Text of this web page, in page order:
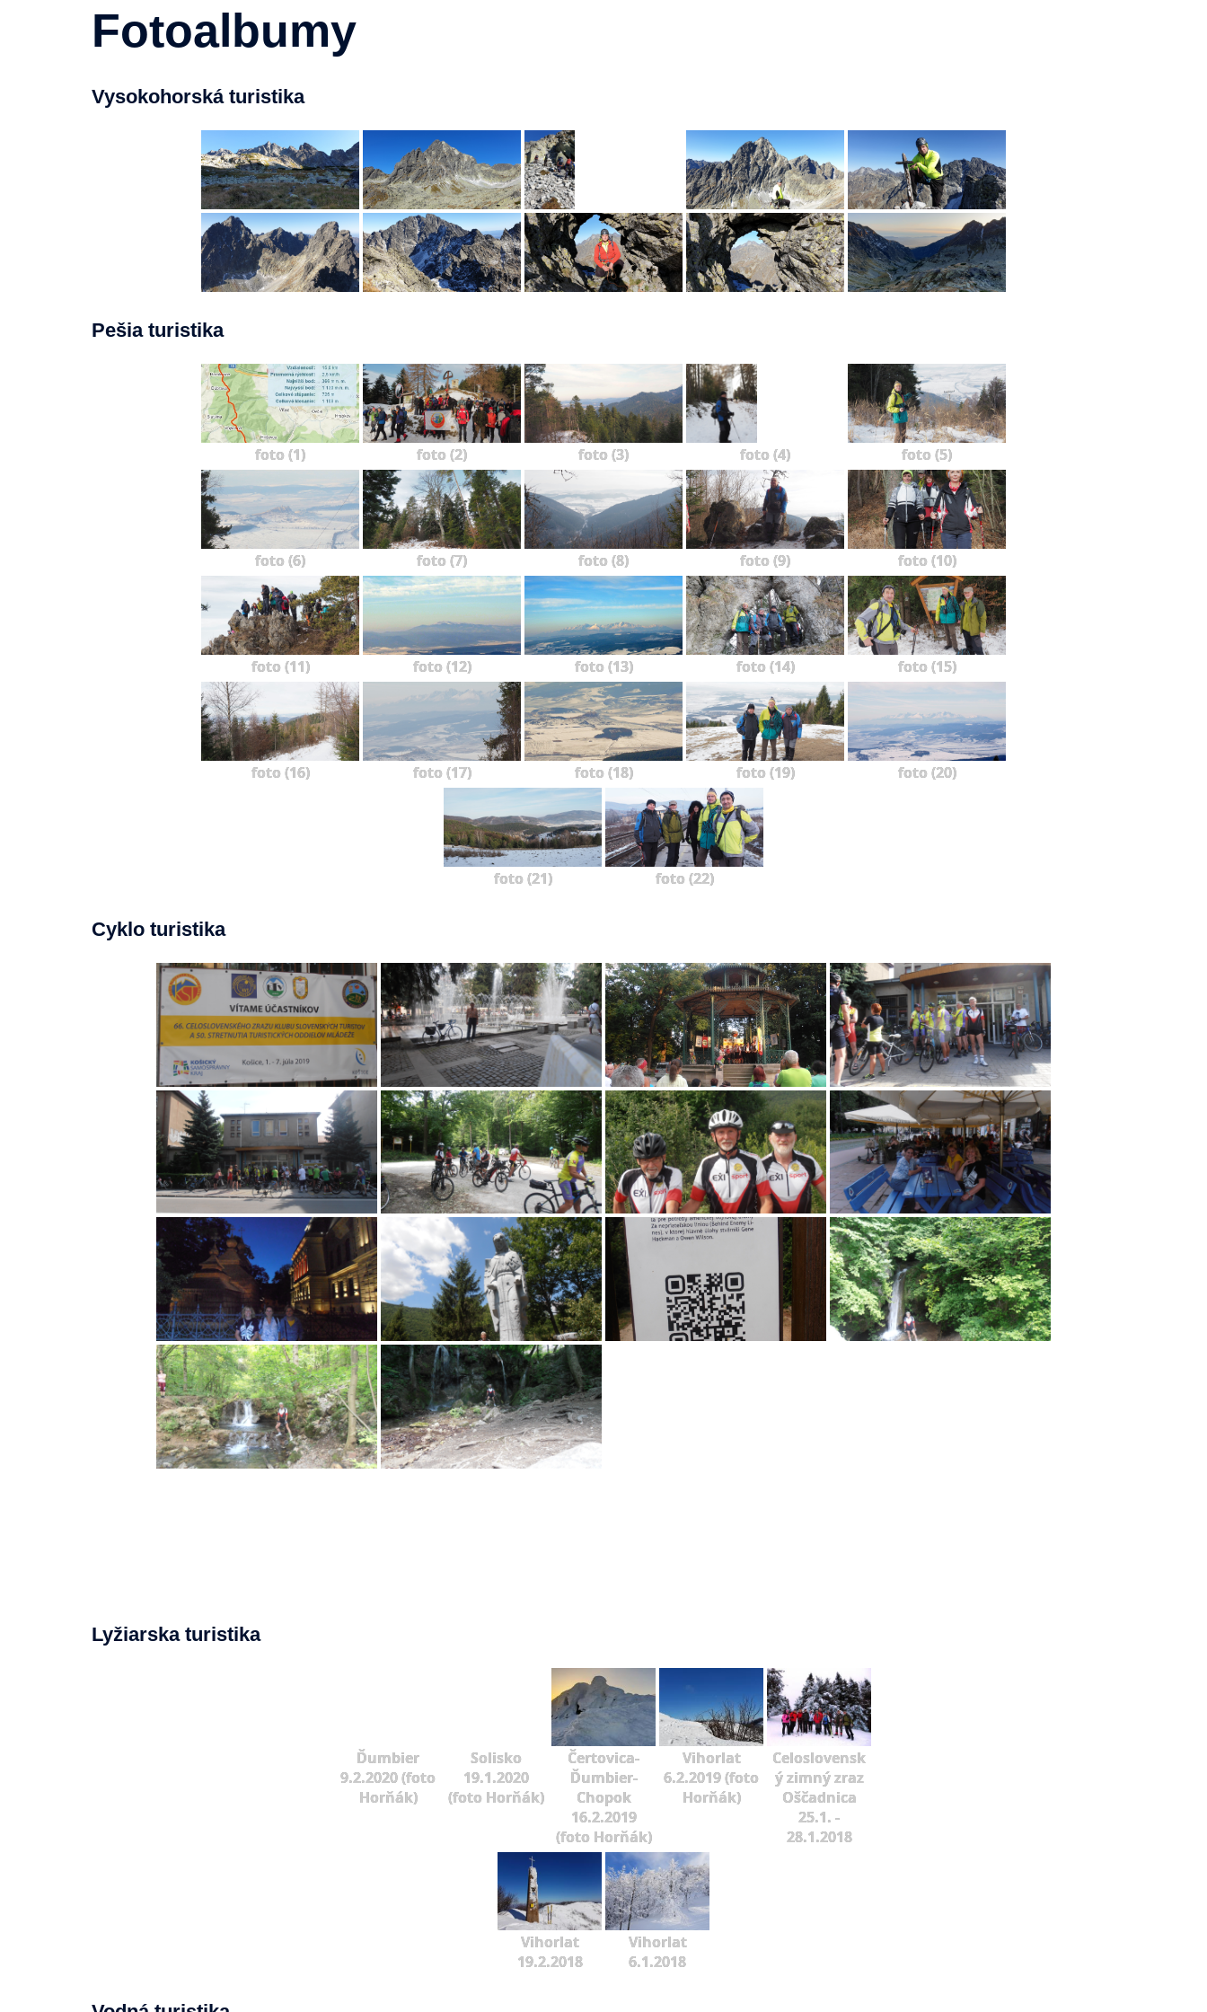
Fotoalbumy
Vysokohorská turistika
Pešia turistika
foto (1) foto (2) foto (3) foto (4) foto (5)
foto (6) foto (7) foto (8) foto (9) foto (10)
foto (11) foto (12) foto (13) foto (14) foto (15)
foto (16) foto (17) foto (18) foto (19) foto (20)
foto (21) foto (22)
Cyklo turistika
Lyžiarska turistika
Ďumbier
9.2.2020 (foto
Horňák)
Solisko
19.1.2020
(foto Horňák)
Čertovica-
Ďumbier-
Chopok
16.2.2019
(foto Horňák)
Vihorlat
6.2.2019 (foto
Horňák)
Celoslovensk
ý zimný zraz
Oščadnica
25.1. -
28.1.2018
Vihorlat
19.2.2018
Vihorlat
6.1.2018